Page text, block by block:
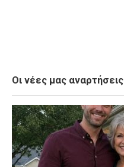
Οι νέες μας αναρτήσεις